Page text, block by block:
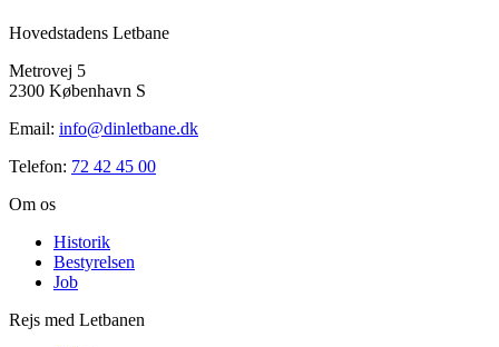
Hovedstadens Letbane
Metrovej 5
2300 København S
Email: info@dinletbane.dk
Telefon: 72 42 45 00
Om os
Historik
Bestyrelsen
Job
Rejs med Letbanen